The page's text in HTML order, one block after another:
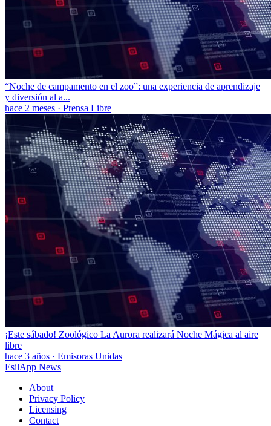
“Noche de campamento en el zoo”: una experiencia de aprendizaje
y diversión al a...
hace 2 meses · Prensa Libre
¡Este sábado! Zoológico La Aurora realizará Noche Mágica al aire
libre
hace 3 años · Emisoras Unidas
EsilApp News
About
Privacy Policy
Licensing
Contact